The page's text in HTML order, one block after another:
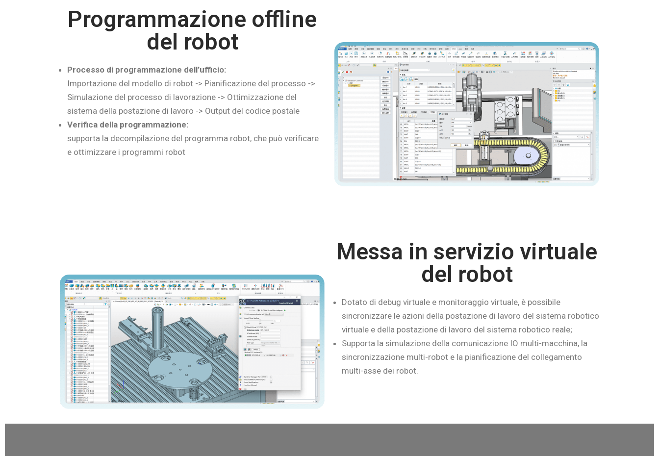
Programmazione offline
del robot
Processo di programmazione dell’ufficio:
Importazione del modello di robot -> Pianificazione del processo ->
Simulazione del processo di lavorazione -> Ottimizzazione del
sistema della postazione di lavoro -> Output del codice postale
Verifica della programmazione:
supporta la decompilazione del programma robot, che può verificare
e ottimizzare i programmi robot
Messa in servizio virtuale
del robot
Dotato di debug virtuale e monitoraggio virtuale, è possibile
sincronizzare le azioni della postazione di lavoro del sistema robotico
virtuale e della postazione di lavoro del sistema robotico reale;
Supporta la simulazione della comunicazione IO multi-macchina, la
sincronizzazione multi-robot e la pianificazione del collegamento
multi-asse dei robot.